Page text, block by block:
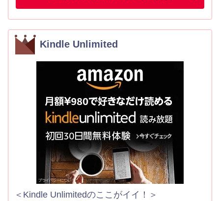
Kindle Unlimited
＜Kindle Unlimitedのここがイイ！＞